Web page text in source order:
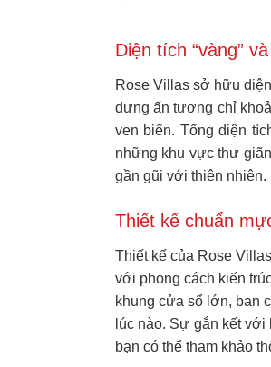
Diện tích “vàng”
Rose Villas sở hữu
dựng ấn tượng chỉ
ven biển. Tổng diện
những khu vực thư
gần gũi với thiên nhiên.
Thiết kế chuẩn
Thiết kế của Rose
với phong cách kiến
khung cửa sổ lớn, ban
lúc nào. Sự gắn kết
bạn có thể tham khảo